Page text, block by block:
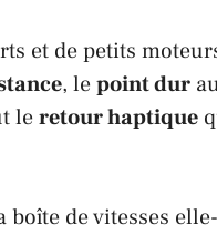
et de petits
, lepoint dur
leretour haptique
boîte de vitesses